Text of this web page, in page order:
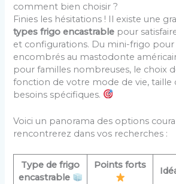
comment bien choisir ?
Finies les hésitations ! Il existe une
types frigo encastrable pour
et configurations. Du mini-frigo pour
encombrés au mastodonte
pour familles nombreuses, le choix
fonction de votre mode de vie, taille
besoins spécifiques.
Voici un panorama des options
rencontrerez dans vos recherches :
Type de frigo
encastrable
Points forts